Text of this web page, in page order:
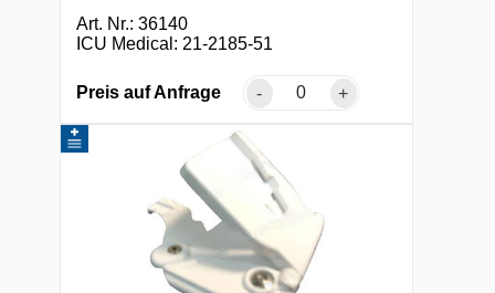
Art. Nr.: 36140
ICU Medical: 21-2185-51
Preis auf Anfrage - +